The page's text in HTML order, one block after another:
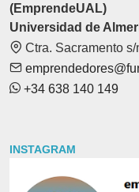
(EmprendeUAL)
Universidad de
Ctra. Sacramento
+34 638 140 149
INSTAGRAM